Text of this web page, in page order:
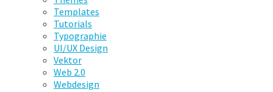
Templates
Tutorials
Typographie
UI/UX Design
Vektor
Web 2.0
Webdesign